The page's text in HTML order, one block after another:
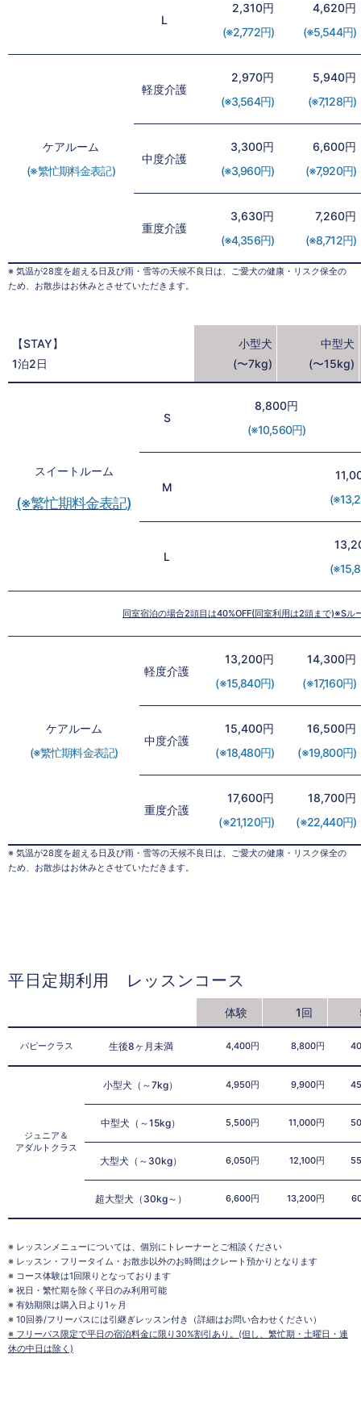
L
2,310円
(※2,772円)
4,620円
(※5,544円)
ケアルーム
(※繁忙期料金表記)
軽度介護
2,970円
(※3,564円)
5,940円
(※7,128円)
中度介護
3,300円
(※3,960円)
6,600円
(※7,920円)
重度介護
3,630円
(※4,356円)
7,260円
(※8,712円)
※ 気温が28度を超える日及び雨・雪等の天候不良日は、ご愛犬の健康・リスク保全の
ため、お散歩はお休みとさせていただきます。
【STAY】
1泊2日
小型犬
(〜7kg)
中型犬
(〜15kg)
スイートルーム
(※繁忙期料金表記)
S
8,800円
(※10,560円)
M
L
同室宿泊の場合2頭目は40%OFF(同室利用は2頭まで)※Sル
ケアルーム
(※繁忙期料金表記)
軽度介護
13,200円
(※15,840円)
14,300円
(※17,160円)
中度介護
15,400円
(※18,480円)
16,500円
(※19,800円)
重度介護
17,600円
(※21,120円)
18,700円
(※22,440円)
※ 気温が28度を超える日及び雨・雪等の天候不良日は、ご愛犬の健康・リスク保全の
ため、お散歩はお休みとさせていただきます。
平日定期利用 レッスンコース
体験 1回
パピークラス 生後8ヶ月未満 4,400円 8,800円
ジュニア＆
アダルトクラス
小型犬（～7kg） 4,950円 9,900円
中型犬（～15kg） 5,500円 11,000円
大型犬（～30kg） 6,050円 12,100円
超大型犬（30kg～） 6,600円 13,200円
※ レッスンメニューについては、個別にトレーナーとご相談ください
※ レッスン・フリータイム・お散歩以外のお時間はクレート預かりとなります
※ コース体験は1回限りとなっております
※ 祝日・繁忙期を除く平日のみ利用可能
※ 有効期限は購入日より1ヶ月
※ 10回券/フリーパスには引継ぎレッスン付き（詳細はお問い合わせください）
※ フリーパス限定で平日の宿泊料金に限り30%割引あり。(但し、繁忙期・土曜日・連
休の中日は除く)